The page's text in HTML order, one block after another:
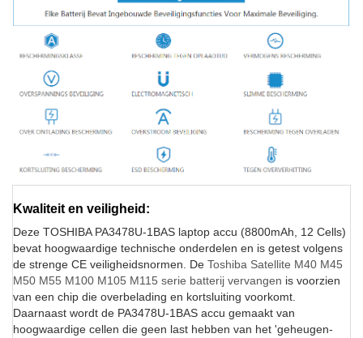
Kwaliteit en veiligheid:
Deze TOSHIBA PA3478U-1BAS laptop accu (8800mAh, 12 Cells)
bevat hoogwaardige technische onderdelen en is getest volgens
de strenge CE veiligheidsnormen. De Toshiba Satellite M40 M45
M50 M55 M100 M105 M115 serie batterij vervangen is voorzien
van een chip die overbelading en kortsluiting voorkomt.
Daarnaast wordt de PA3478U-1BAS accu gemaakt van
hoogwaardige cellen die geen last hebben van het 'geheugen-